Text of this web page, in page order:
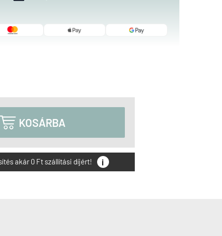
 KOSÁRBA
akár 0 Ft szállítási díjért! i